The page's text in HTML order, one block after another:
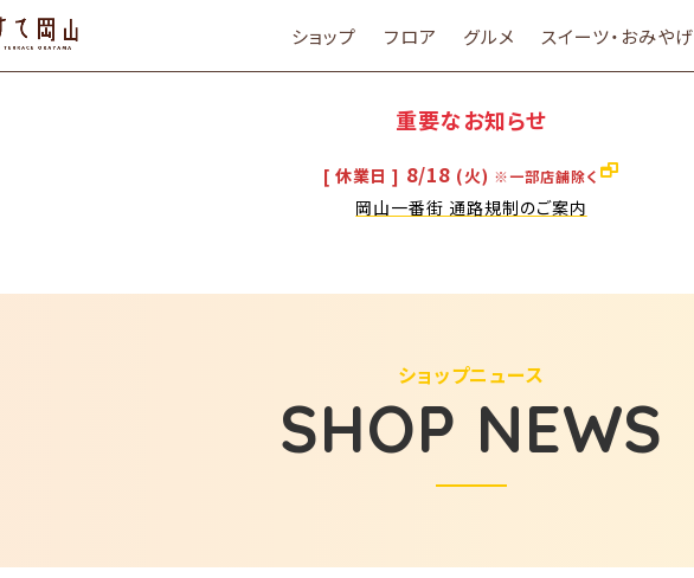
ショップ フロア グルメ スイーツ・おみやげ
重要なお知らせ
[ 休業日 ] 8/18 (火) ※一部店舗除く
岡山一番街 通路規制のご案内
SHOP NEWS
ショップニュース